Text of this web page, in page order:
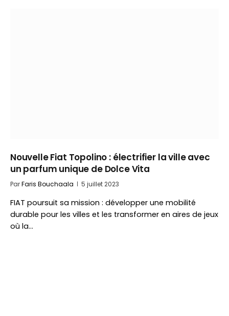
Nouvelle Fiat Topolino : électrifier la ville avec
un parfum unique de Dolce Vita
ParFaris Bouchaala 5 juillet 2023
FIAT poursuit sa mission : développer une mobilité
durable pour les villes et les transformer en aires de jeux
où la…